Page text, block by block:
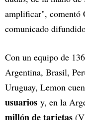
amplificar", comentó
comunicado
Con un equipo de
Argentina, Brasil,
Uruguay, Lemon
usuarios y, en la
millón de tarjetas